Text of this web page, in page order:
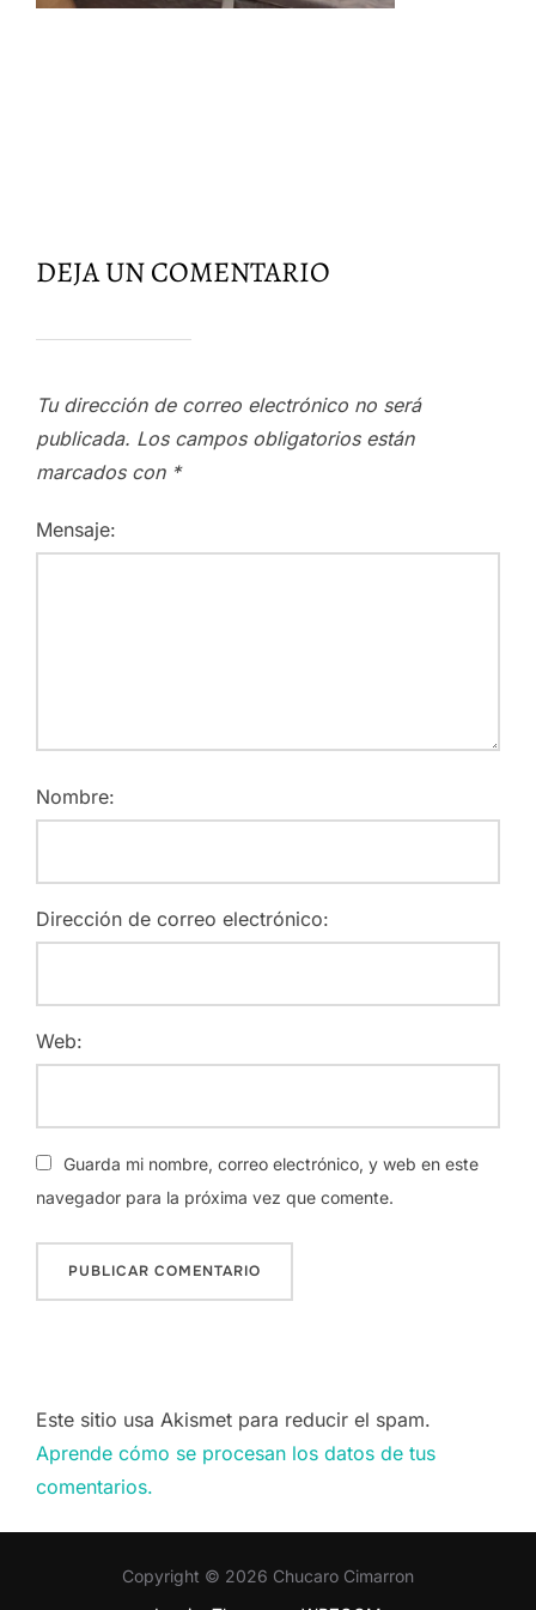
DEJA UN COMENTARIO
Tu dirección de correo electrónico no será
publicada. Los campos obligatorios están
marcados con *
Mensaje:
Nombre:
Dirección de correo electrónico:
Web:
Guarda mi nombre, correo electrónico, y web en este
navegador para la próxima vez que comente.
Este sitio usa Akismet para reducir el spam.
Aprende cómo se procesan los datos de tus
comentarios.
Copyright © 2026 Chucaro Cimarron